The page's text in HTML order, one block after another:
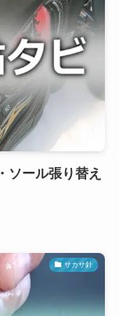
ソール張り替え
サカサ針